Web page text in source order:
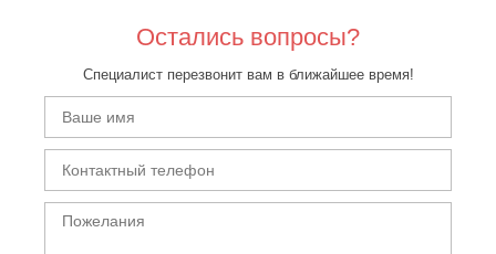
Остались вопросы?
Специалист перезвонит вам в ближайшее время!